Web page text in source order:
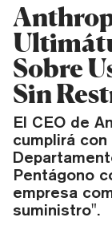
Sobre
Sin
El CEO de
cumplirá
Pentágono
empresa
suministro".